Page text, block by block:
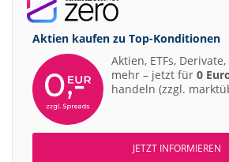
Aktien kaufen zu Top-Konditionen
Aktien, ETFs,
mehr – jetzt für 0
handeln (zzgl.
JETZT INFORMIEREN